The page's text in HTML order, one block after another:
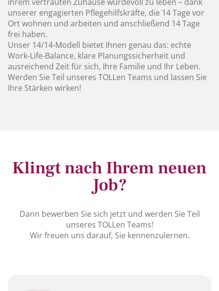
ihrem vertrauten Zuhause würdevoll zu leben – dank
unserer engagierten Pflegehilfskräfte, die 14 Tage vor
Ort wohnen und arbeiten und anschließend 14 Tage
frei haben.
Unser 14/14-Modell bietet Ihnen genau das: echte
Work-Life-Balance, klare Planungssicherheit und
ausreichend Zeit für sich, Ihre Familie und Ihr Leben.
Werden Sie Teil unseres TOLLen Teams und lassen Sie
Ihre Stärken wirken!
Klingt nach Ihrem neuen
Job?
Dann bewerben Sie sich jetzt und werden Sie Teil
unseres TOLLen Teams!
Wir freuen uns darauf, Sie kennenzulernen.